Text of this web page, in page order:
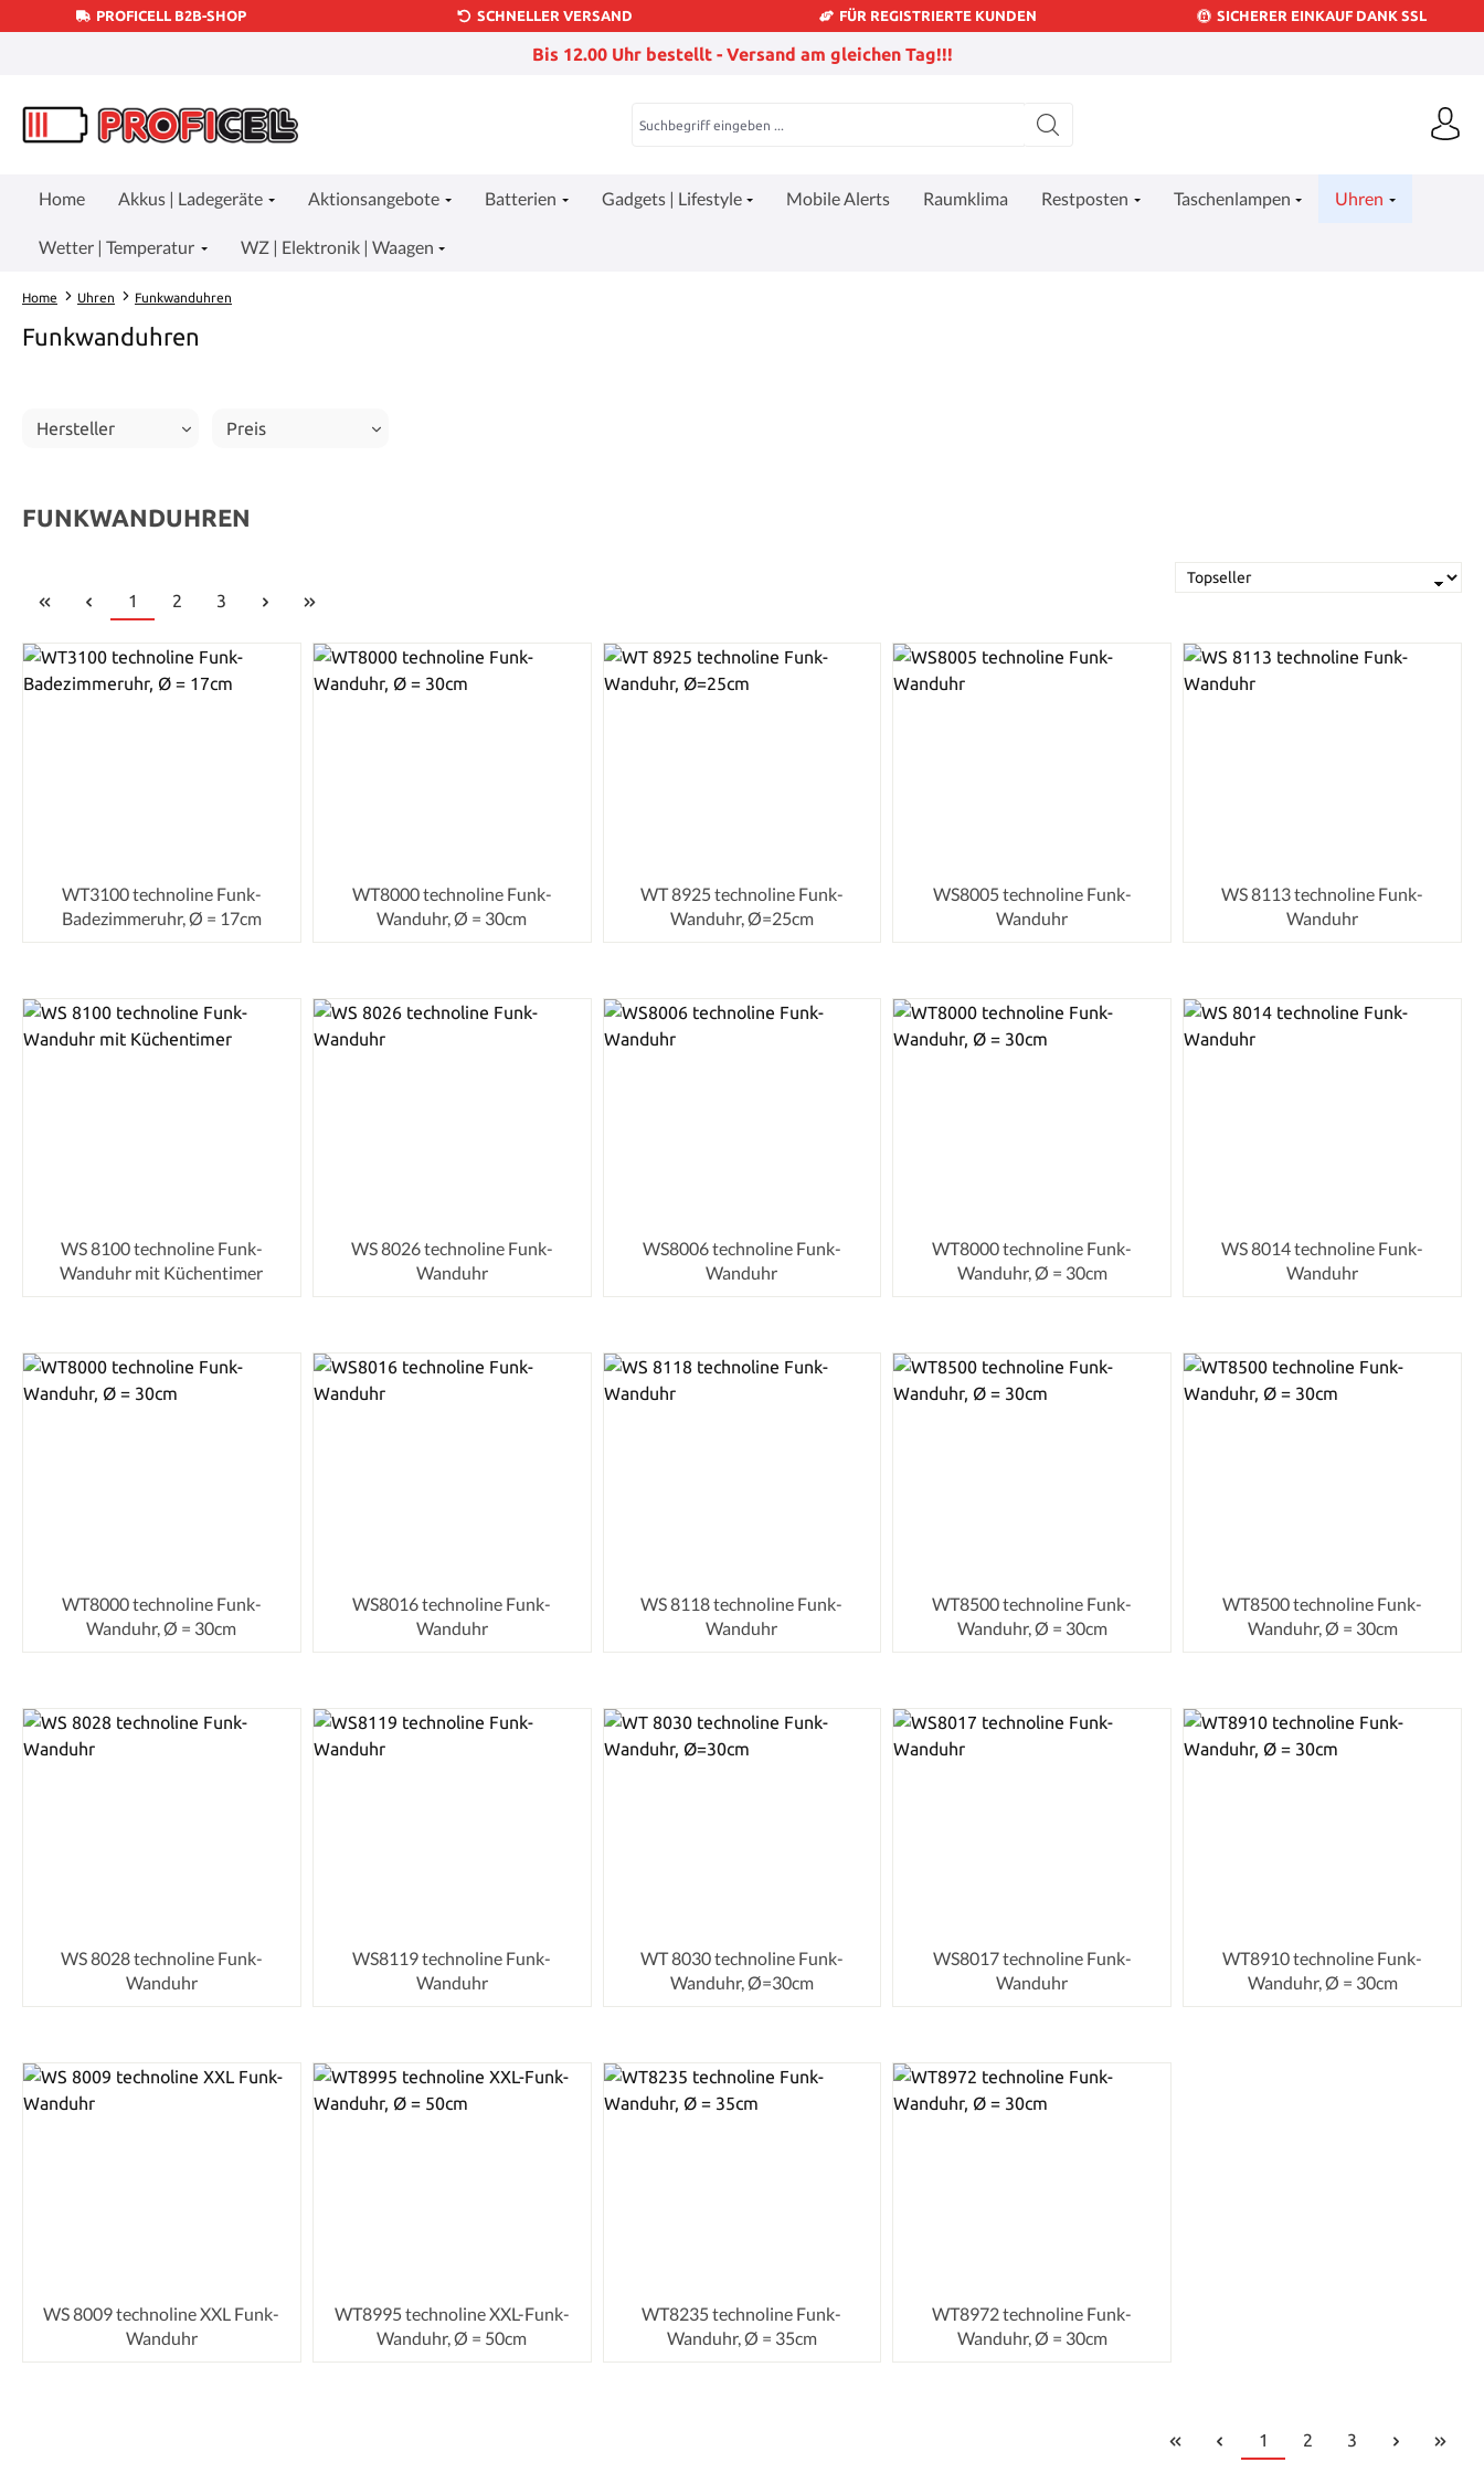
Hauptinhalt springen
Zur Suche springen
Zur Hauptnavigation springen
PROFICELL B2B-SHOP SCHNELLER VERSAND FÜR REGISTRIERTE KUNDEN SICHERER EINKAUF DANK SSL
Bis 12.00 Uhr bestellt - Versand am gleichen Tag!!!
Home Akkus | Ladegeräte Aktionsangebote Batterien Gadgets | Lifestyle Mobile Alerts Raumklima Restposten Taschenlampen Uhren
Wetter | Temperatur WZ | Elektronik | Waagen
Home Uhren Funkwanduhren
Funkwanduhren
Hersteller Preis
FUNKWANDUHREN
Seite
1 Seite
2 Seite
3
WT3100 technoline Funk-
Badezimmeruhr, Ø = 17cm
WT8000 technoline Funk-
Wanduhr, Ø = 30cm
WT 8925 technoline Funk-
Wanduhr, Ø=25cm
WS8005 technoline Funk-
Wanduhr
WS 8113 technoline Funk-
Wanduhr
WS 8100 technoline Funk-
Wanduhr mit Küchentimer
WS 8026 technoline Funk-
Wanduhr
WS8006 technoline Funk-
Wanduhr
WT8000 technoline Funk-
Wanduhr, Ø = 30cm
WS 8014 technoline Funk-
Wanduhr
WT8000 technoline Funk-
Wanduhr, Ø = 30cm
WS8016 technoline Funk-
Wanduhr
WS 8118 technoline Funk-
Wanduhr
WT8500 technoline Funk-
Wanduhr, Ø = 30cm
WT8500 technoline Funk-
Wanduhr, Ø = 30cm
WS 8028 technoline Funk-
Wanduhr
WS8119 technoline Funk-
Wanduhr
WT 8030 technoline Funk-
Wanduhr, Ø=30cm
WS8017 technoline Funk-
Wanduhr
WT8910 technoline Funk-
Wanduhr, Ø = 30cm
WS 8009 technoline XXL Funk-
Wanduhr
WT8995 technoline XXL-Funk-
Wanduhr, Ø = 50cm
WT8235 technoline Funk-
Wanduhr, Ø = 35cm
WT8972 technoline Funk-
Wanduhr, Ø = 30cm
Seite
1 Seite
2 Seite
3